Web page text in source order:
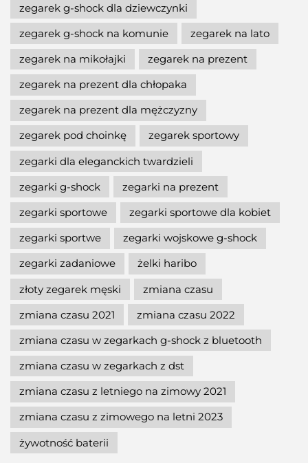
zegarek g-shock dla dziewczynki
zegarek g-shock na komunie
zegarek na lato
zegarek na mikołajki
zegarek na prezent
zegarek na prezent dla chłopaka
zegarek na prezent dla mężczyzny
zegarek pod choinkę
zegarek sportowy
zegarki dla eleganckich twardzieli
zegarki g-shock
zegarki na prezent
zegarki sportowe
zegarki sportowe dla kobiet
zegarki sportwe
zegarki wojskowe g-shock
zegarki zadaniowe
żelki haribo
złoty zegarek męski
zmiana czasu
zmiana czasu 2021
zmiana czasu 2022
zmiana czasu w zegarkach g-shock z bluetooth
zmiana czasu w zegarkach z dst
zmiana czasu z letniego na zimowy 2021
zmiana czasu z zimowego na letni 2023
żywotność baterii